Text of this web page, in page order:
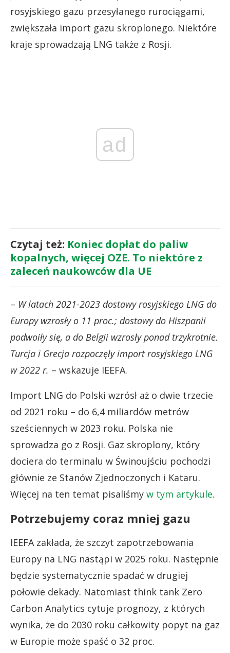
rosyjskiego gazu przesyłanego rurociągami,
zwiększała import gazu skroplonego. Niektóre
kraje sprowadzają LNG także z Rosji.
ad
Czytaj też: Koniec dopłat do paliw
kopalnych, więcej OZE. To niektóre z
zaleceń naukowców dla UE
– W latach 2021-2023 dostawy rosyjskiego LNG do
Europy wzrosły o 11 proc.; dostawy do Hiszpanii
podwoiły się, a do Belgii wzrosły ponad trzykrotnie.
Turcja i Grecja rozpoczęły import rosyjskiego LNG
w 2022 r. – wskazuje IEEFA.
Import LNG do Polski wzrósł aż o dwie trzecie
od 2021 roku – do 6,4 miliardów metrów
sześciennych w 2023 roku. Polska nie
sprowadza go z Rosji. Gaz skroplony, który
dociera do terminalu w Świnoujściu pochodzi
głównie ze Stanów Zjednoczonych i Kataru.
Więcej na ten temat pisaliśmy w tym artykule.
Potrzebujemy coraz mniej gazu
IEEFA zakłada, że szczyt zapotrzebowania
Europy na LNG nastąpi w 2025 roku. Następnie
będzie systematycznie spadać w drugiej
połowie dekady. Natomiast think tank Zero
Carbon Analytics cytuje prognozy, z których
wynika, że do 2030 roku całkowity popyt na gaz
w Europie może spaść o 32 proc.